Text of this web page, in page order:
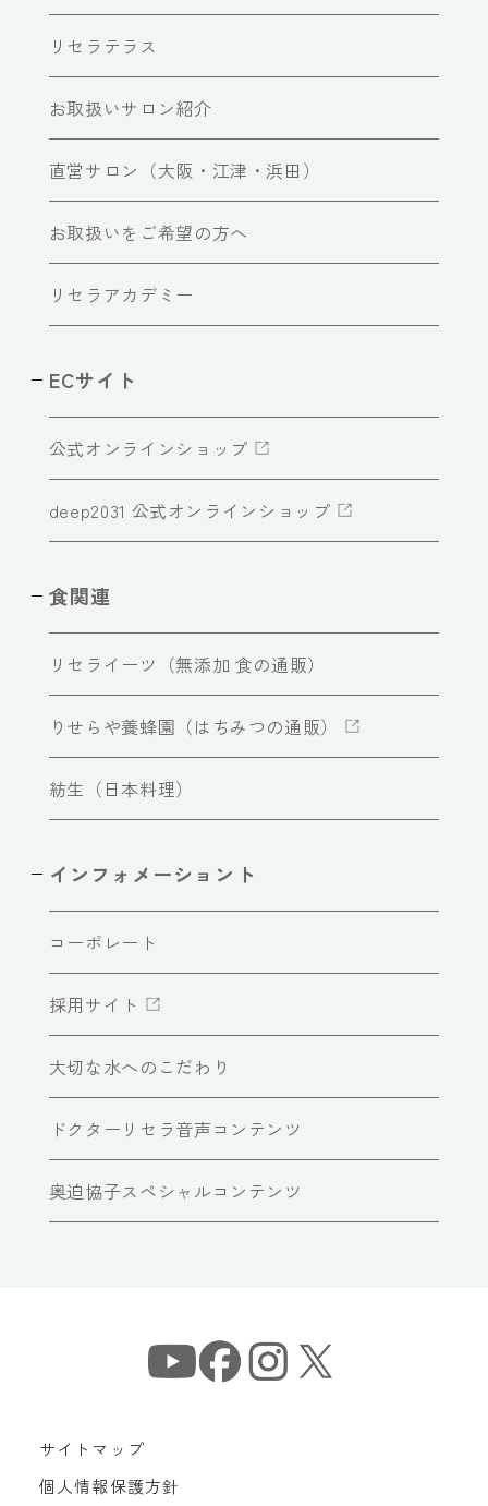
リセラテラス
お取扱いサロン紹介
直営サロン（大阪・江津・浜田）
お取扱いをご希望の方へ
リセラアカデミー
ECサイト
公式オンラインショップ
deep2031 公式オンラインショップ
食関連
リセライーツ（無添加 食の通販）
りせらや養蜂園（はちみつの通販）
紡生（日本料理）
インフォメーショント
コーポレート
採用サイト
大切な水へのこだわり
ドクターリセラ音声コンテンツ
奥迫協子スペシャルコンテンツ
サイトマップ
個人情報保護方針